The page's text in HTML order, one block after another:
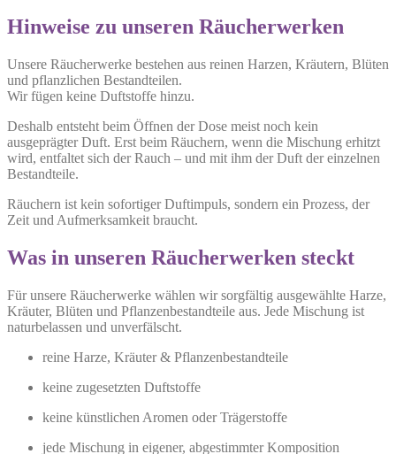
Hinweise zu unseren Räucherwerken
Unsere Räucherwerke bestehen aus reinen Harzen, Kräutern, Blüten
und pflanzlichen Bestandteilen.
Wir fügen keine Duftstoffe hinzu.
Deshalb entsteht beim Öffnen der Dose meist noch kein
ausgeprägter Duft. Erst beim Räuchern, wenn die Mischung erhitzt
wird, entfaltet sich der Rauch – und mit ihm der Duft der einzelnen
Bestandteile.
Räuchern ist kein sofortiger Duftimpuls, sondern ein Prozess, der
Zeit und Aufmerksamkeit braucht.
Was in unseren Räucherwerken steckt
Für unsere Räucherwerke wählen wir sorgfältig ausgewählte Harze,
Kräuter, Blüten und Pflanzenbestandteile aus. Jede Mischung ist
naturbelassen und unverfälscht.
reine Harze, Kräuter & Pflanzenbestandteile
keine zugesetzten Duftstoffe
keine künstlichen Aromen oder Trägerstoffe
jede Mischung in eigener, abgestimmter Komposition